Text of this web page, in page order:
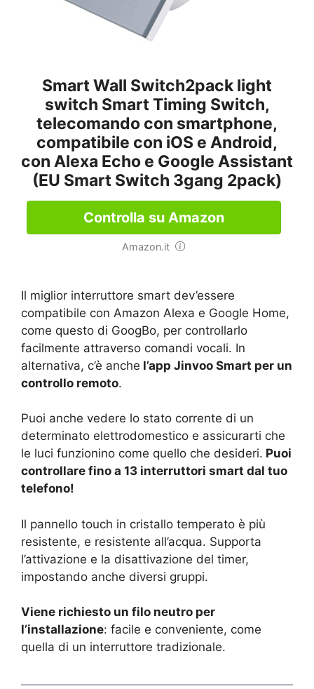
Smart Wall Switch2pack light
switch Smart Timing Switch,
telecomando con smartphone,
compatibile con iOS e Android,
con Alexa Echo e Google Assistant
(EU Smart Switch 3gang 2pack)
Controlla su Amazon
Amazon.it
Il miglior interruttore smart dev’essere
compatibile con Amazon Alexa e Google Home,
come questo di GoogBo, per controllarlo
facilmente attraverso comandi vocali. In
alternativa, c’è anche l’app Jinvoo Smart per un
controllo remoto.
Puoi anche vedere lo stato corrente di un
determinato elettrodomestico e assicurarti che
le luci funzionino come quello che desideri. Puoi
controllare fino a 13 interruttori smart dal tuo
telefono!
Il pannello touch in cristallo temperato è più
resistente, e resistente all’acqua. Supporta
l’attivazione e la disattivazione del timer,
impostando anche diversi gruppi.
Viene richiesto un filo neutro per
l’installazione: facile e conveniente, come
quella di un interruttore tradizionale.